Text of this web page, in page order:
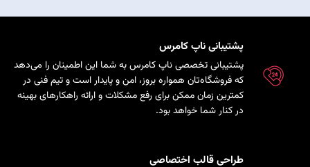
پشتیبانی ناپ کامرس
پشتیبانی تخصصی ناپ کامرس به شما این اطمینان را می‌دهد
که فروشگاه‌تان همواره بروز، امن و پایدار است و تیم فنی در
کمترین زمان ممکن برای رفع مشکلات و ارائه راهکارهای بهینه
در کنار شما خواهد بود.
طراحی قالب اختصاصی